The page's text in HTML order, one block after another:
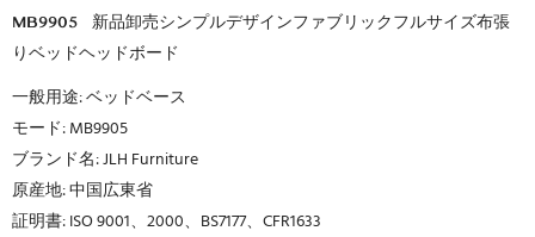
MB9905 | 新品卸売シンプルデザインファブリックフルサイズ布張
りベッドヘッドボード
一般用途: ベッドベース
モード: MB9905
ブランド名: JLH Furniture
原産地: 中国広東省
証明書: ISO 9001、2000、BS7177、CFR1633